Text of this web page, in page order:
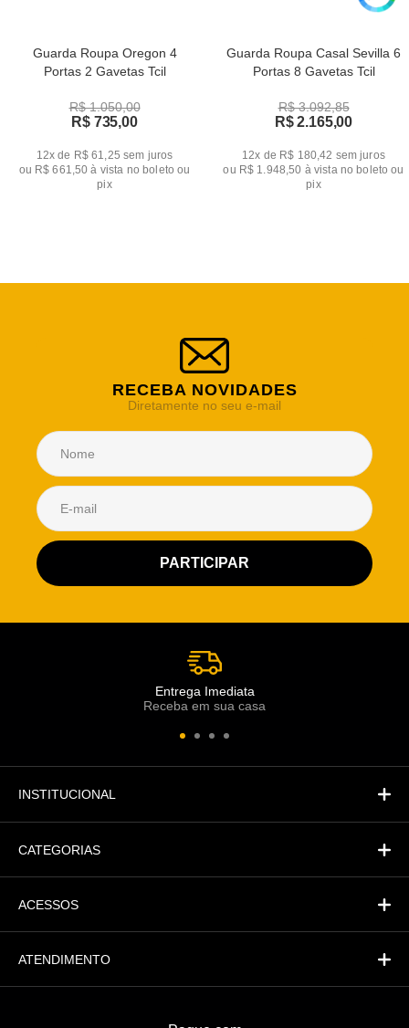
Guarda Roupa Oregon 4
Portas 2 Gavetas Tcil
R$ 1.050,00
R$ 735,00
12x de R$ 61,25 sem juros
ou R$ 661,50 à vista no boleto ou
pix
Guarda Roupa Casal Sevilla 6
Portas 8 Gavetas Tcil
R$ 3.092,85
R$ 2.165,00
12x de R$ 180,42 sem juros
ou R$ 1.948,50 à vista no boleto ou
pix
RECEBA NOVIDADES
Diretamente no seu e-mail
Entrega Imediata
Receba em sua casa
INSTITUCIONAL
CATEGORIAS
ACESSOS
ATENDIMENTO
Atendimento Rei de Casa